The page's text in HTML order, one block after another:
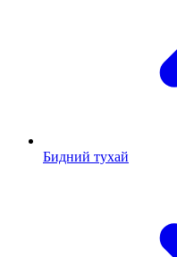
Бидний тухай